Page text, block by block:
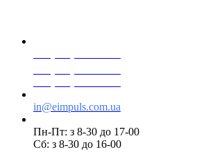
in@eimpuls.com.ua
Пн-Пт: з 8-30 до 17-00
Сб: з 8-30 до 16-00